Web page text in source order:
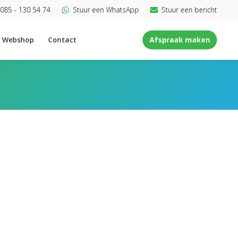
085 - 130 54 74 Stuur een WhatsApp Stuur een bericht
Webshop Contact Afspraak maken